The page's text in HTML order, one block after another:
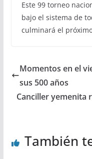
Este 99 torneo
bajo el sistema de
culminará el
Momentos en el
sus 500 años
Canciller yemenita
También